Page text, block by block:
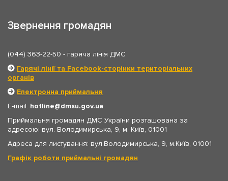
Звернення громадян
(044) 363-22-50 - гаряча лінія ДМС
Гарячі лінії та Facebook-сторінки територіальних
органів
Електронна приймальня
E-mail: hotline
dmsu.gov.ua
Приймальня громадян ДМС України розташована за
адресою: вул. Володимирська, 9, м. Київ, 01001
Адреса для листування: вул.Володимирська, 9, м.Київ, 01001
Графік роботи приймальні громадян